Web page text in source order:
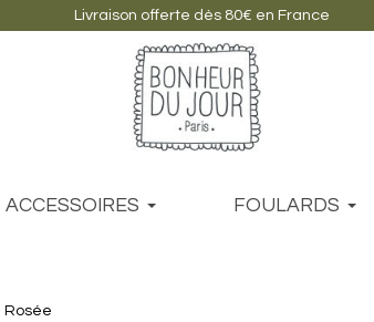
Livraison offerte dès 80€ en France
ACCESSOIRES FOULARDS
Rosée